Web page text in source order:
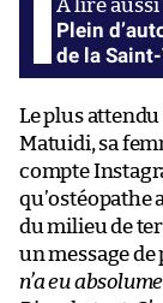
Plein
de la
Le plus attendu
Matuidi, sa
compte
qu’ostéopathe
du milieu de
un message de
n’a eu